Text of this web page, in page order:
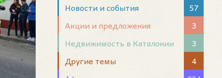
Новости и события
57
Акции и предложения
3
Недвижимость в Каталонии
3
Другие темы
4